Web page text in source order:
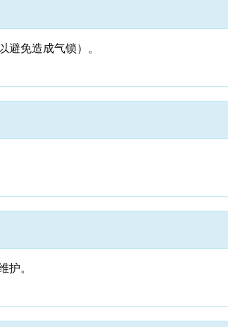
免造成气锁）。
。